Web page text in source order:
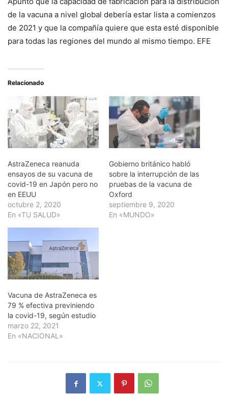
de la vacuna a nivel global debería estar lista a comienzos
de 2021 y que la compañía quiere que esta esté disponible
para todas las regiones del mundo al mismo tiempo. EFE
Relacionado
AstraZeneca reanuda
ensayos de su vacuna de
covid-19 en Japón pero no
en EEUU
octubre 2, 2020
En «TU SALUD»
Gobierno británico habló
sobre la interrupción de las
pruebas de la vacuna de
Oxford
septiembre 9, 2020
En «MUNDO»
Vacuna de AstraZeneca es
79 % efectiva previniendo
la covid-19, según estudio
marzo 22, 2021
En «NACIONAL»